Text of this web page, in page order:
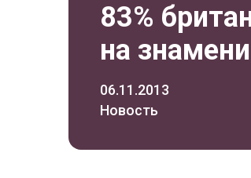
83%
на
06.11.2013
Новость